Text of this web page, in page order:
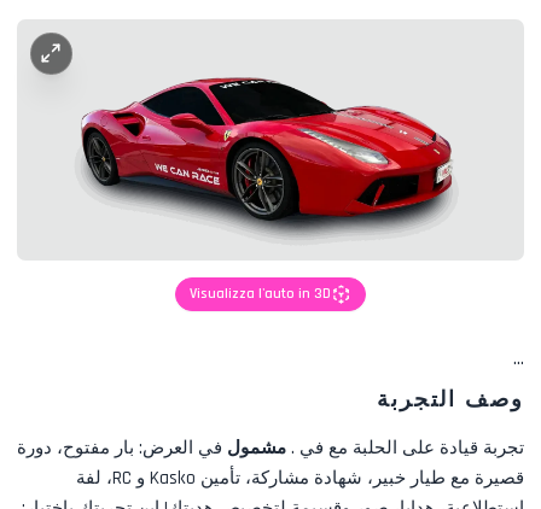
Visualizza l'auto in 3D
...
وصف التجربة
تجربة قيادة على الحلبة مع في . مشمول في العرض: بار مفتوح، دورة
قصيرة مع طيار خبير، شهادة مشاركة، تأمين Kasko و RC، لفة